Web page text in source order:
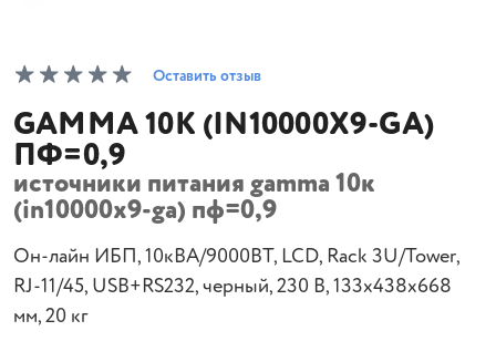
Оставить отзыв
GAMMA 10К (IN10000Х9-GA)
ПФ=0,9
источники питания gamma 10к
(in10000х9-ga) пф=0,9
Он-лайн ИБП, 10кВА/9000ВТ, LCD, Rack 3U/Tower,
RJ-11/45, USB+RS232, черный, 230 В, 133х438х668
мм, 20 кг